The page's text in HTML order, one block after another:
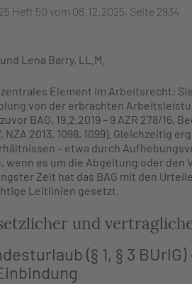
Heft 50 vom 08.12.2025, Seite 2934
Lena Barry, LL.M.
Element im Arbeitsrecht:
von der erbrachten
BAG, 19.2.2019 – 9 AZR 278/16,
NZA 2013, 1098, 1099). Gleichzeitig
– etwa durch
wenn es um die Abgeltung oder den
Zeit hat das BAG mit den
Leitlinien gesetzt.
und
(§ 1, § 3